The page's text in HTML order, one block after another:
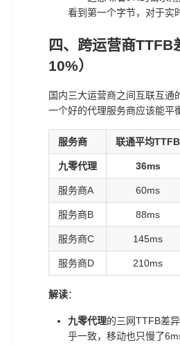
看到第一个字节，对于实
四、跨运营商TTFB
10%）
国内三大运营商之间互联互通
一个好的代理服务商应该能平
服务商 联通平均TTFB
九零代理 36ms
服务商A 60ms
服务商B 88ms
服务商C 145ms
服务商D 210ms
解读：
九零代理的三网TTFB差
乎一致，移动也只慢了